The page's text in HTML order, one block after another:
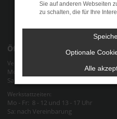
Cookie-Einstellungen
Impressum
Öffnungszeiten
Verkauf & Verwaltung:
Mo - Fr: 9 - 12 und 13 - 18 Uhr
Sa: nach Vereinbarung
Werkstattzeiten:
Mo - Fr: 8 - 12 und 13 - 17 Uhr
Sa: nach Vereinbarung
Sie auf anderen Webseiten
zu schalten, die für Ihre
Optionale
Alle